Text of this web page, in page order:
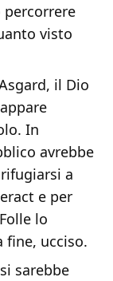
percorrere
visto
il Dio
In
avrebbe
a
e per
lo
fine, ucciso.
sarebbe